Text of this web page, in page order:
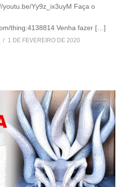
Yy9z_ix3uyM Faça o
thing:4138814 Venha fazer […]
1 DE FEVEREIRO DE 2020